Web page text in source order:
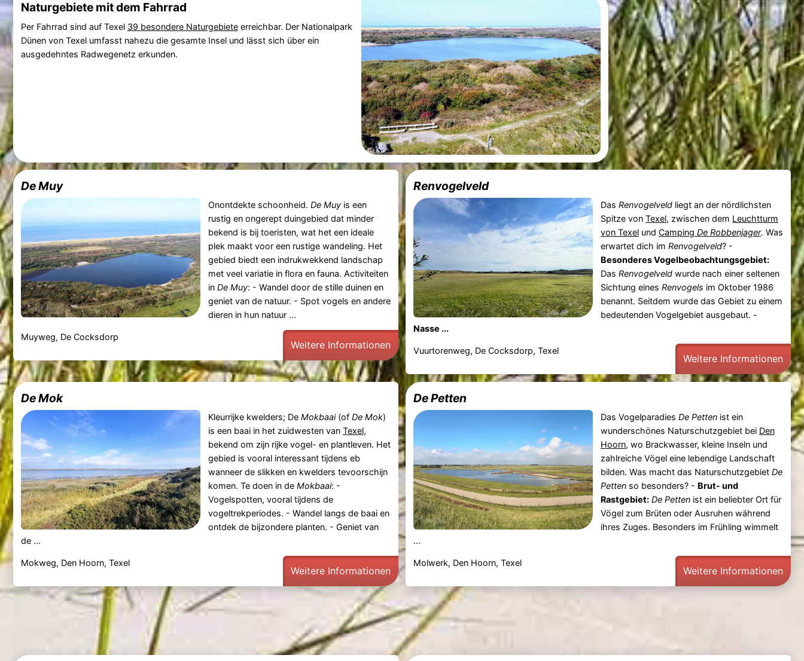
Naturgebiete mit dem Fahrrad
Per Fahrrad sind auf Texel 39 besondere Naturgebieteerreichbar. Der Nationalpark
Dünen von Texel umfasst nahezu die gesamte Insel und lässt sich über ein
ausgedehntes Radwegenetz erkunden.
De Muy
Onontdekte schoonheid. De Muyis een
rustig en ongerept duingebied dat minder
bekend is bij toeristen, wat het een ideale
plek maakt voor een rustige wandeling. Het
gebied biedt een indrukwekkend landschap
met veel variatie in flora en fauna. Activiteiten
in De Muy: - Wandel door de stille duinen en
geniet van de natuur. - Spot vogels en andere
dieren in hun natuur ...
Muyweg, De Cocksdorp
Weitere Informationen
Renvogelveld
Das Renvogelveldliegt an der nördlichsten
Spitze von Texel, zwischen dem Leuchtturm
von Texelund Camping De Robbenjager. Was
erwartet dich im Renvogelveld? -
Besonderes Vogelbeobachtungsgebiet:
Das Renvogelveldwurde nach einer seltenen
Sichtung eines Renvogels im Oktober 1986
benannt. Seitdem wurde das Gebiet zu einem
bedeutenden Vogelgebiet ausgebaut. -
Nasse ...
Vuurtorenweg, De Cocksdorp, Texel
Weitere Informationen
De Mok
Kleurrijke kwelders; De Mokbaai(of De Mok)
is een baai in het zuidwesten van Texel,
bekend om zijn rijke vogel- en plantleven. Het
gebied is vooral interessant tijdens eb
wanneer de slikken en kwelders tevoorschijn
komen. Te doen in de Mokbaai: -
Vogelspotten, vooral tijdens de
vogeltrekperiodes. - Wandel langs de baai en
ontdek de bijzondere planten. - Geniet van
de ...
Mokweg, Den Hoorn, Texel
Weitere Informationen
De Petten
Das Vogelparadies De Pettenist ein
wunderschönes Naturschutzgebiet bei Den
Hoorn, wo Brackwasser, kleine Inseln und
zahlreiche Vögel eine lebendige Landschaft
bilden. Was macht das Naturschutzgebiet De
Pettenso besonders? - Brut- und
Rastgebiet: De Pettenist ein beliebter Ort für
Vögel zum Brüten oder Ausruhen während
ihres Zuges. Besonders im Frühling wimmelt
...
Molwerk, Den Hoorn, Texel
Weitere Informationen